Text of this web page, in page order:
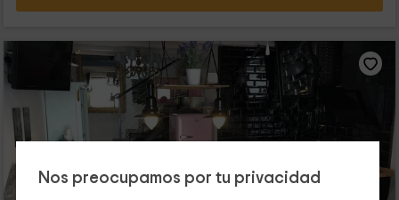
Nos preocupamos por tu privacidad